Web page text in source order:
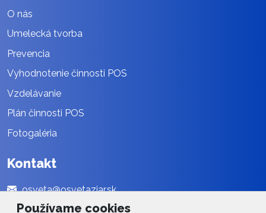
Používame cookies
O nás
Umelecká tvorba
Prevencia
Vyhodnotenie činnosti POS
Vzdelávanie
Plán činnosti POS
Fotogaléria
Kontakt
osveta@osvetaziar.sk
045 / 678 13 01